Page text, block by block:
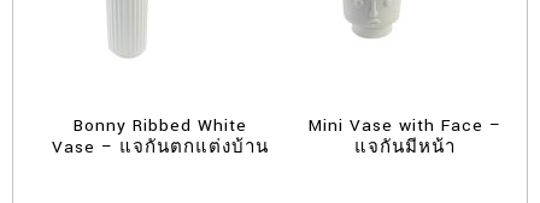
Bonny Ribbed White
Vase – แจกันตกแต่งบ้าน
Mini Vase with Face –
แจกันมีหน้า